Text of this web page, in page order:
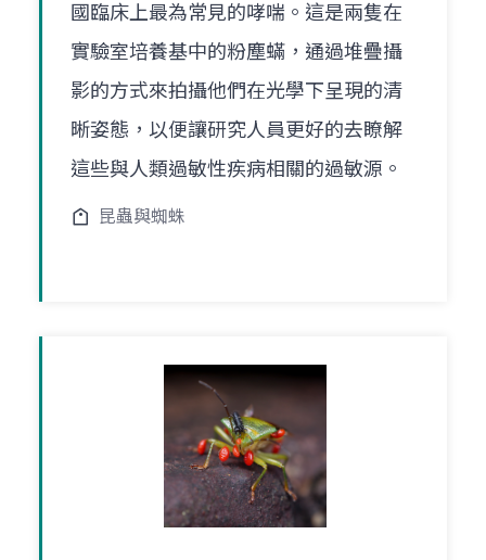
國臨床上最為常見的哮喘。這是兩隻在
實驗室培養基中的粉塵蟎，通過堆疊攝
影的方式來拍攝他們在光學下呈現的清
晰姿態，以便讓研究人員更好的去瞭解
這些與人類過敏性疾病相關的過敏源。
昆蟲與蜘蛛